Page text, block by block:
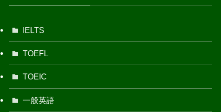
IELTS
TOEFL
TOEIC
一般英語